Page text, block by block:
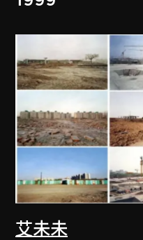
艾未未